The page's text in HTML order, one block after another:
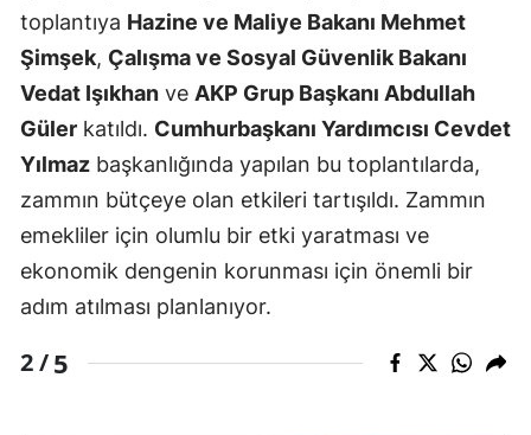
toplantıya Hazine ve Maliye Bakanı Mehmet
Şimşek, Çalışma ve Sosyal Güvenlik Bakanı
Vedat Işıkhan ve AKP Grup Başkanı Abdullah
Güler katıldı. Cumhurbaşkanı Yardımcısı Cevdet
Yılmaz başkanlığında yapılan bu toplantılarda,
zammın bütçeye olan etkileri tartışıldı. Zammın
emekliler için olumlu bir etki yaratması ve
ekonomik dengenin korunması için önemli bir
adım atılması planlanıyor.
2 /5